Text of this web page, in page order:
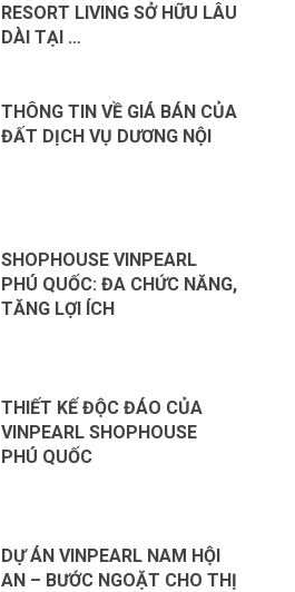
RESORT LIVING SỞ HỮU LÂU
DÀI TẠI …
THÔNG TIN VỀ GIÁ BÁN CỦA
ĐẤT DỊCH VỤ DƯƠNG NỘI
SHOPHOUSE VINPEARL
PHÚ QUỐC: ĐA CHỨC NĂNG,
TĂNG LỢI ÍCH
THIẾT KẾ ĐỘC ĐÁO CỦA
VINPEARL SHOPHOUSE
PHÚ QUỐC
DỰ ÁN VINPEARL NAM HỘI
AN – BƯỚC NGOẶT CHO THỊ